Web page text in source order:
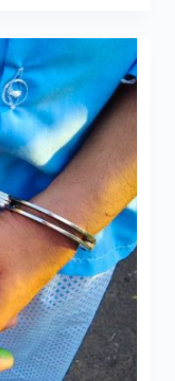
پلیس
پیشگیری
شصتمین
مرحله
طرح
فاتب